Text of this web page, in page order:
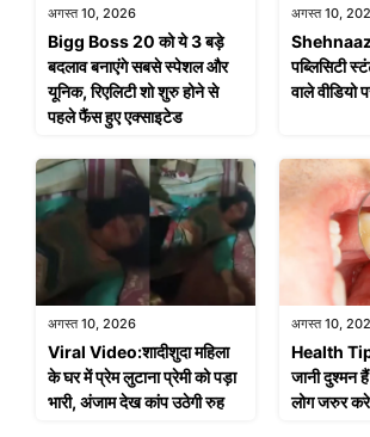
अगस्त 10, 2026
Bigg Boss 20 को ये 3 बड़े
बदलाव बनाएंगे सबसे स्पेशल और
यूनिक, रिएलिटी शो शुरु होने से
पहले फैंस हुए एक्साइटेड
अगस्त 10,
Shehnaaz
पब्लिसिटी
वाले वीडियो
अगस्त 10, 2026
Viral Video:शादीशुदा महिला
के घर में प्रेम लुटाना प्रेमी को पड़ा
भारी, अंजाम देख कांप उठेगी रुह
अगस्त 10,
Health
जानी दुश्मन
लोग जरुर करे